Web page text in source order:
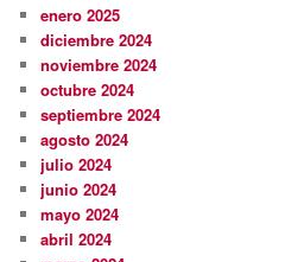
enero 2025
diciembre 2024
noviembre 2024
octubre 2024
septiembre 2024
agosto 2024
julio 2024
junio 2024
mayo 2024
abril 2024